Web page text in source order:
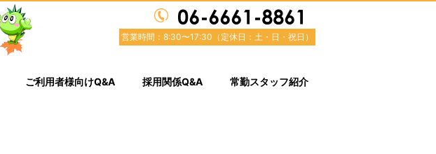
営業時間：8:30〜17:30（定休日：土・日・祝日）
ご利用者様向けQ&A 採用関係Q&A 常勤スタッフ紹介